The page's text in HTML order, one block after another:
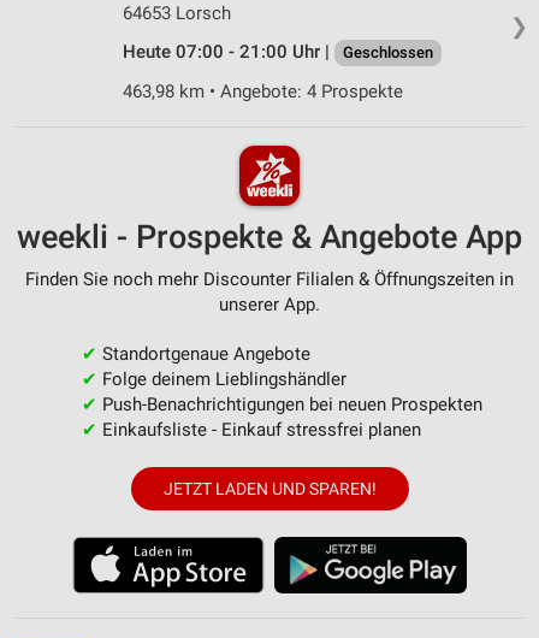
❯
64653 Lorsch
Heute 07:00 - 21:00 Uhr |
Geschlossen
463,98 km • Angebote: 4 Prospekte
weekli - Prospekte & Angebote App
Finden Sie noch mehr Discounter Filialen & Öffnungszeiten in
unserer App.
✔ Standortgenaue Angebote
✔ Folge deinem Lieblingshändler
✔ Push-Benachrichtigungen bei neuen Prospekten
✔ Einkaufsliste - Einkauf stressfrei planen
JETZT LADEN UND SPAREN!